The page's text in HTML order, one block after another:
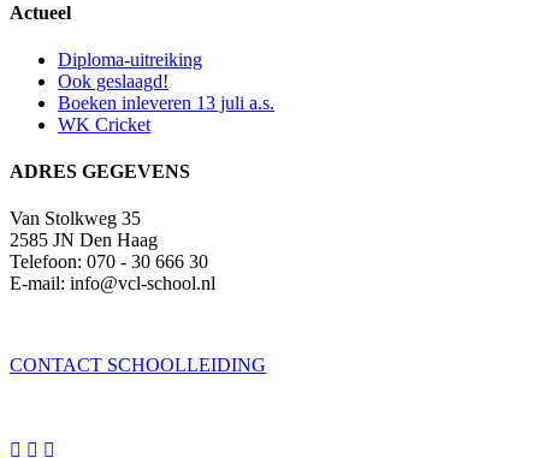
Actueel
Diploma-uitreiking
Ook geslaagd!
Boeken inleveren 13 juli a.s.
WK Cricket
ADRES GEGEVENS
Van Stolkweg 35
2585 JN Den Haag
Telefoon: 070 - 30 666 30
E-mail: info@vcl-school.nl
CONTACT SCHOOLLEIDING
  